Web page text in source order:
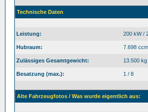
Technische Daten
Leistung: 200 kW /
Hubraum: 7.698 ccm
Zulässiges Gesamtgewicht: 13.500 kg
Besatzung (max.): 1 / 8
Alte Fahrzeugfotos / Was wurde eigentlich aus: